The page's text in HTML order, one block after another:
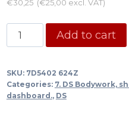
€30,25 (€25,00 excl. VAT)
stijl
deel
met
Add to cart
SKU: 7D5402 624Z
Categories: 7. DS Bodywork,
dashboard., DS